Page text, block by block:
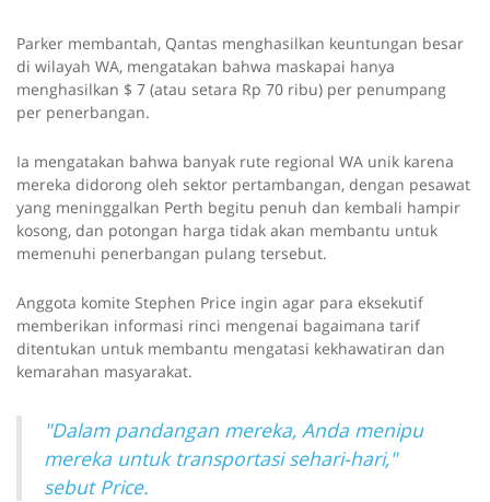
Parker membantah, Qantas menghasilkan keuntungan besar
di wilayah WA, mengatakan bahwa maskapai hanya
menghasilkan $ 7 (atau setara Rp 70 ribu) per penumpang
per penerbangan.
Ia mengatakan bahwa banyak rute regional WA unik karena
mereka didorong oleh sektor pertambangan, dengan pesawat
yang meninggalkan Perth begitu penuh dan kembali hampir
kosong, dan potongan harga tidak akan membantu untuk
memenuhi penerbangan pulang tersebut.
Anggota komite Stephen Price ingin agar para eksekutif
memberikan informasi rinci mengenai bagaimana tarif
ditentukan untuk membantu mengatasi kekhawatiran dan
kemarahan masyarakat.
"Dalam pandangan mereka, Anda menipu
mereka untuk transportasi sehari-hari,"
sebut Price.